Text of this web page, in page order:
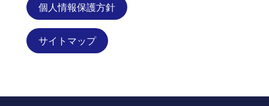
個人情報保護方針
サイトマップ